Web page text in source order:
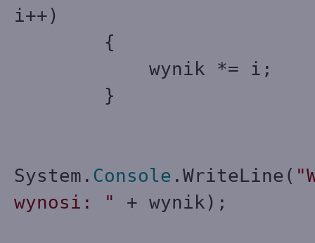
i++)
{
wynik *= i;
}
System. Console .WriteLine(
wynosi: "
+ wynik);